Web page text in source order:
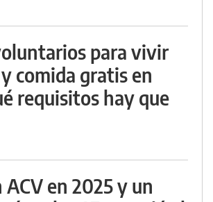
para vivir
comida gratis en
requisitos hay que
en 2025 y un